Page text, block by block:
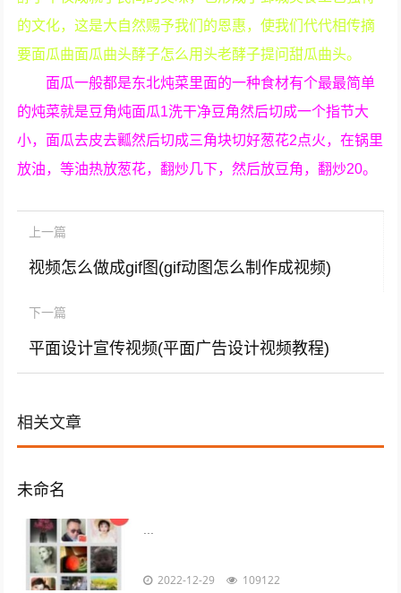
的文化，这是大自然赐予我们的恩惠，使我们代代相传摘
要面瓜曲面瓜曲头酵子怎么用头老酵子提问甜瓜曲头。
面瓜一般都是东北炖菜里面的一种食材有个最最简单
的炖菜就是豆角炖面瓜1洗干净豆角然后切成一个指节大
小，面瓜去皮去瓤然后切成三角块切好葱花2点火，在锅里
放油，等油热放葱花，翻炒几下，然后放豆角，翻炒20。
上一篇
视频怎么做成gif图(gif动图怎么制作成视频)
下一篇
平面设计宣传视频(平面广告设计视频教程)
相关文章
未命名
2022-12-29 109122